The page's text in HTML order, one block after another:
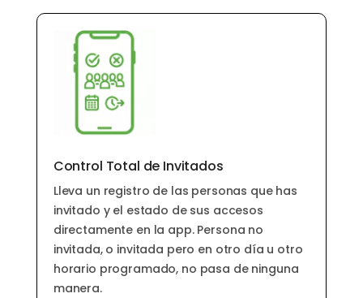
Control Total de Invitados
Lleva un registro de las personas que has
invitado y el estado de sus accesos
directamente en la app. Persona no
invitada, o invitada pero en otro día u otro
horario programado, no pasa de ninguna
manera.